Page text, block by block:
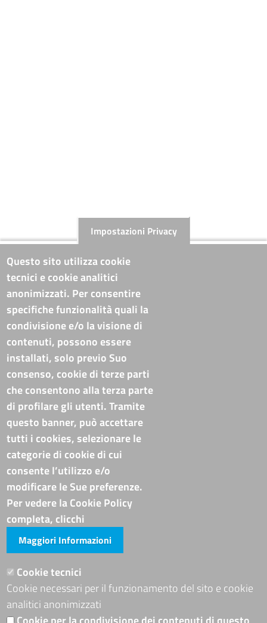
Impostazioni Privacy
Questo sito utilizza cookie
tecnici e cookie analitici
anonimizzati. Per consentire
specifiche funzionalità quali la
condivisione e/o la visione di
contenuti, possono essere
installati, solo previo Suo
consenso, cookie di terze parti
che consentono alla terza parte
di profilare gli utenti. Tramite
questo banner, può accettare
tutti i cookies, selezionare le
categorie di cookie di cui
consente l’utilizzo e/o
modificare le Sue preferenze.
Per vedere la Cookie Policy
completa, clicchi
Maggiori Informazioni
Cookie tecnici
Cookie necessari per il funzionamento del sito e cookie
analitici anonimizzati